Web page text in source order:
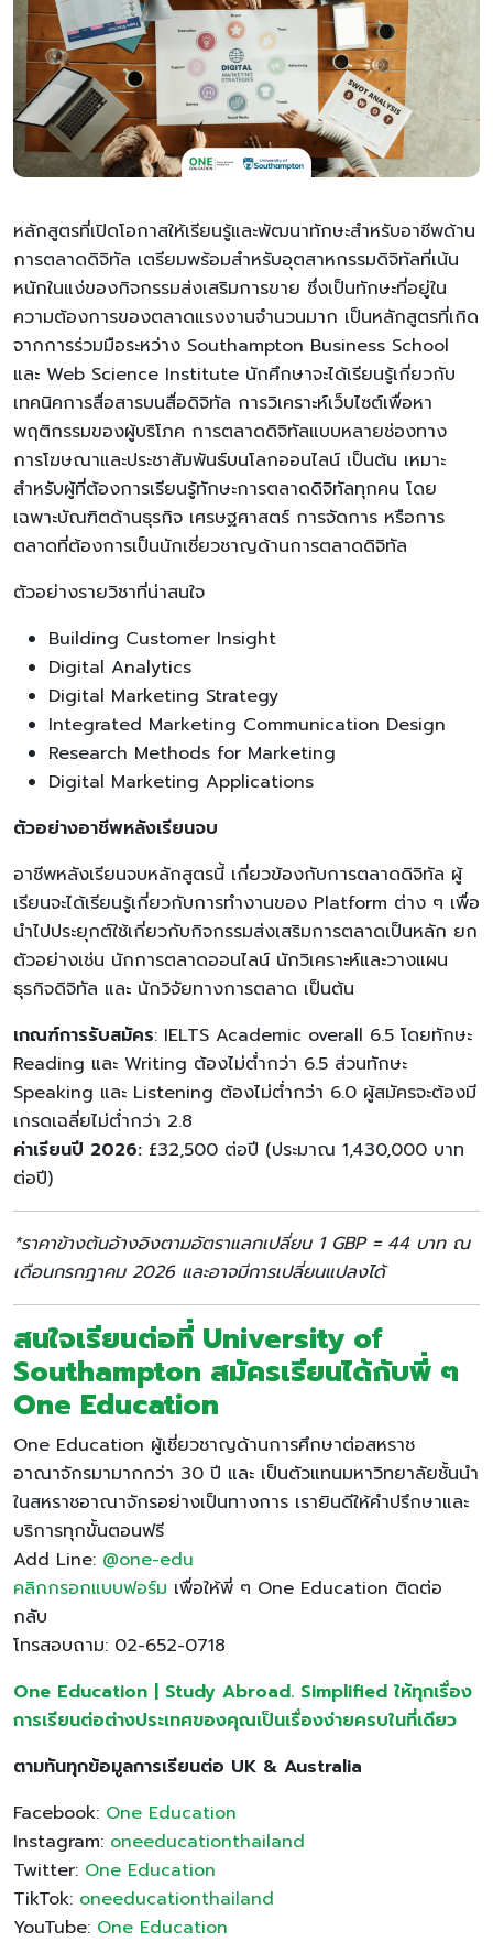
หลักสูตรที่เปิดโอกาสให้เรียนรู้และพัฒนาทักษะสำหรับอาชีพด้าน
การตลาดดิจิทัล เตรียมพร้อมสำหรับอุตสาหกรรมดิจิทัลที่เน้น
หนักในแง่ของกิจกรรมส่งเสริมการขาย ซึ่งเป็นทักษะที่อยู่ใน
ความต้องการของตลาดแรงงานจำนวนมาก เป็นหลักสูตรที่เกิด
จากการร่วมมือระหว่าง Southampton Business School
และ Web Science Institute นักศึกษาจะได้เรียนรู้เกี่ยวกับ
เทคนิคการสื่อสารบนสื่อดิจิทัล การวิเคราะห์เว็บไซต์เพื่อหา
พฤติกรรมของผู้บริโภค การตลาดดิจิทัลแบบหลายช่องทาง
การโฆษณาและประชาสัมพันธ์บนโลกออนไลน์ เป็นต้น เหมาะ
สำหรับผู้ที่ต้องการเรียนรู้ทักษะการตลาดดิจิทัลทุกคน โดย
เฉพาะบัณฑิตด้านธุรกิจ เศรษฐศาสตร์ การจัดการ หรือการ
ตลาดที่ต้องการเป็นนักเชี่ยวชาญด้านการตลาดดิจิทัล
ตัวอย่างรายวิชาที่น่าสนใจ
Building Customer Insight
Digital Analytics
Digital Marketing Strategy
Integrated Marketing Communication Design
Research Methods for Marketing
Digital Marketing Applications
ตัวอย่างอาชีพหลังเรียนจบ
อาชีพหลังเรียนจบหลักสูตรนี้ เกี่ยวข้องกับการตลาดดิจิทัล ผู้
เรียนจะได้เรียนรู้เกี่ยวกับการทำงานของ Platform ต่าง ๆ เพื่อ
นำไปประยุกต์ใช้เกี่ยวกับกิจกรรมส่งเสริมการตลาดเป็นหลัก ยก
ตัวอย่างเช่น นักการตลาดออนไลน์ นักวิเคราะห์และวางแผน
ธุรกิจดิจิทัล และ นักวิจัยทางการตลาด เป็นต้น
เกณฑ์การรับสมัคร: IELTS Academic overall 6.5 โดยทักษะ
Reading และ Writing ต้องไม่ต่ำกว่า 6.5 ส่วนทักษะ
Speaking และ Listening ต้องไม่ต่ำกว่า 6.0 ผู้สมัครจะต้องมี
เกรดเฉลี่ยไม่ต่ำกว่า 2.8
ค่าเรียนปี 2026: £32,500 ต่อปี (ประมาณ 1,430,000 บาท
ต่อปี)
*ราคาข้างต้นอ้างอิงตามอัตราแลกเปลี่ยน 1 GBP = 44 บาท ณ
เดือนกรกฎาคม 2026 และอาจมีการเปลี่ยนแปลงได้
สนใจเรียนต่อที่ University of
Southampton สมัครเรียนได้กับพี่ ๆ
One Education
One Education ผู้เชี่ยวชาญด้านการศึกษาต่อสหราช
อาณาจักรมามากกว่า 30 ปี และ เป็นตัวแทนมหาวิทยาลัยชั้นนำ
ในสหราชอาณาจักรอย่างเป็นทางการ เรายินดีให้คำปรึกษาและ
บริการทุกขั้นตอนฟรี
Add Line: @one-edu
คลิกกรอกแบบฟอร์ม เพื่อให้พี่ ๆ One Education ติดต่อ
กลับ
โทรสอบถาม: 02-652-0718
One Education | Study Abroad. Simplified ให้ทุกเรื่อง
การเรียนต่อต่างประเทศของคุณเป็นเรื่องง่ายครบในที่เดียว
ตามทันทุกข้อมูลการเรียนต่อ UK & Australia
Facebook: One Education
Instagram: oneeducationthailand
Twitter: One Education
TikTok: oneeducationthailand
YouTube: One Education